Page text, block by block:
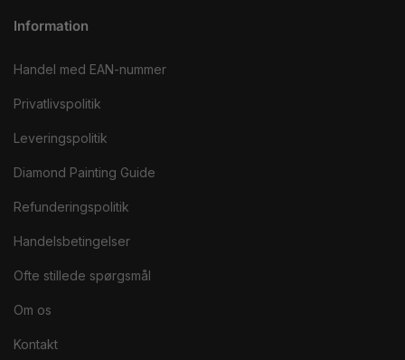
Information
Handel med EAN-nummer
Privatlivspolitik
Leveringspolitik
Diamond Painting Guide
Refunderingspolitik
Handelsbetingelser
Ofte stillede spørgsmål
Om os
Kontakt